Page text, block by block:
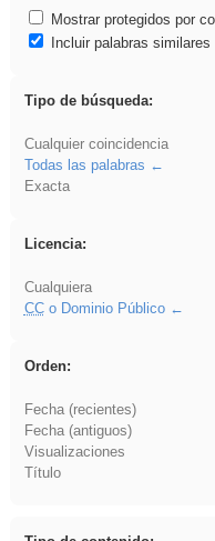
Mostrar protegidos por
Incluir palabras similares
Tipo de búsqueda:
Cualquier coincidencia
Todas las palabras
Exacta
Licencia:
Cualquiera
CCo Dominio Público
Orden:
Fecha (recientes)
Fecha (antiguos)
Visualizaciones
Título